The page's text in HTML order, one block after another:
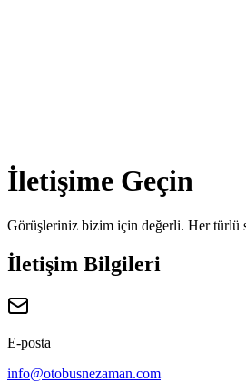
İletişime Geçin
Görüşleriniz bizim için değerli. Her türlü
İletişim Bilgileri
E-posta
info@otobusnezaman.com